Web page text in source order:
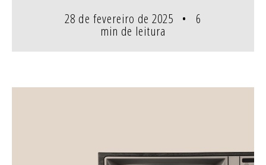
28 de fevereiro de 2025 6
min de leitura